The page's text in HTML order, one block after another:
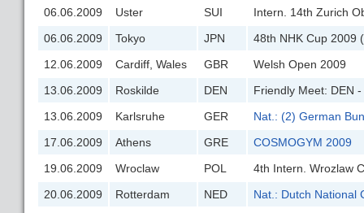
06.06.2009
Uster SUI
Intern. 14th Zurich
06.06.2009
Tokyo JPN
48th NHK Cup 2009
12.06.2009
Cardiff, Wales GBR
Welsh Open 2009
13.06.2009
Roskilde DEN
Friendly Meet: DEN
13.06.2009
Karlsruhe GER
Nat.: (2) German
17.06.2009
Athens GRE
COSMOGYM 2009
19.06.2009
Wroclaw POL
4th Intern. Wrozlaw
20.06.2009
Rotterdam NED
Nat.: Dutch National